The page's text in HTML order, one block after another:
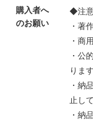
購入者へ
のお願い
◆注
・著
・商
・公
ります
・納
止し
・納